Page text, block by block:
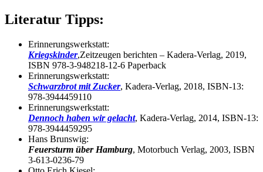
Literatur Tipps:
Erinnerungswerkstatt:
Kriegskinder,Zeitzeugen berichten – Kadera-Verlag, 2019,
ISBN 978-3-948218-12-6 Paperback
Erinnerungswerkstatt:
Schwarzbrot mit Zucker, Kadera-Verlag, 2018, ISBN-13:
978-3944459110
Erinnerungswerkstatt:
Dennoch haben wir gelacht, Kadera-Verlag, 2014, ISBN-13:
978-3944459295
Hans Brunswig:
Feuersturm über Hamburg, Motorbuch Verlag, 2003, ISBN
3-613-0236-79